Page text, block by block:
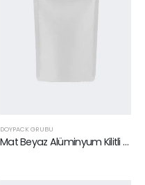
DOYPACK GRUBU
Mat Beyaz Alüminyum Kilitli Doypack 16 x 27 cm